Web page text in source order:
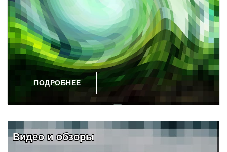
ПОДРОБНЕЕ
Видео и обзоры